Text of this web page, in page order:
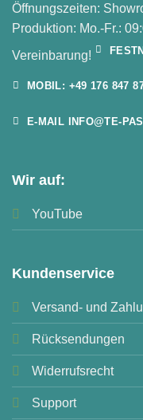
Öffnungszeiten:
Produktion: Mo.-Fr.:
Vereinbarung!
MOBIL: +49 176 847
E-MAIL INFO@TE-
Wir auf:
YouTube
Kundenservice
Versand- und
Rücksendungen
Widerrufsrecht
Support